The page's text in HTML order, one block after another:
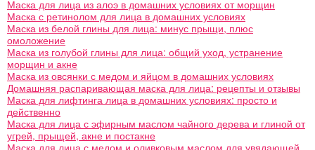
Маска для лица из алоэ в домашних условиях от морщин
Маска с ретинолом для лица в домашних условиях
Маска из белой глины для лица: минус прыщи, плюс
омоложение
Маска из голубой глины для лица: общий уход, устранение
морщин и акне
Маска из овсянки с медом и яйцом в домашних условиях
Домашняя распаривающая маска для лица: рецепты и отзывы
Маска для лифтинга лица в домашних условиях: просто и
действенно
Маска для лица с эфирным маслом чайного дерева и глиной от
угрей, прыщей, акне и постакне
Маска для лица с медом и оливковым маслом для увядающей